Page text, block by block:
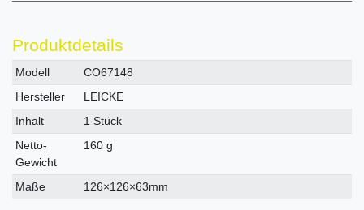
Produktdetails
Technisches
Merkmal
Wert
Modell
CO67148
Hersteller
LEICKE
Inhalt
1 Stück
Netto-
Gewicht
160 g
Maße 126×126×63mm